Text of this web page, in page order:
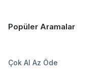
Popüler Aramalar
Çok Al Az Öde